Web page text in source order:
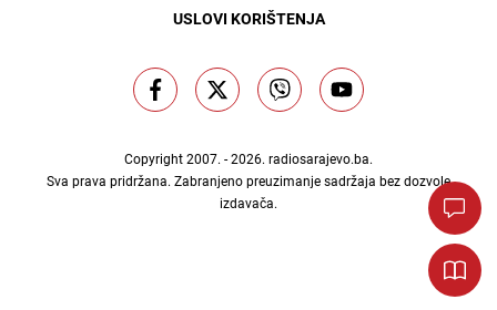
USLOVI KORIŠTENJA
Copyright 2007. - 2026. radiosarajevo.ba.
Sva prava pridržana. Zabranjeno preuzimanje sadržaja bez dozvole
izdavača.